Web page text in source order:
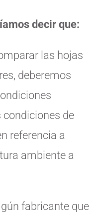
decir que:
las hojas
deberemos
condiciones de
referencia a
ambiente a
fabricante que